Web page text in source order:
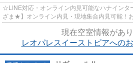
☆LINE対応・オンライン内見可能なハナインタ
ざま★】オンライン内見・現地集合内見可能！
現在空室情報があり
レオパレスイーストピアへの